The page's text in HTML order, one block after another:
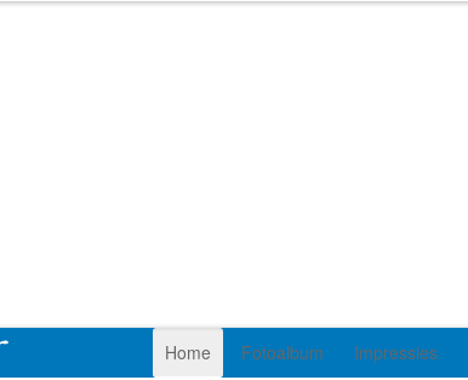
Home Fotoalbum Impressies